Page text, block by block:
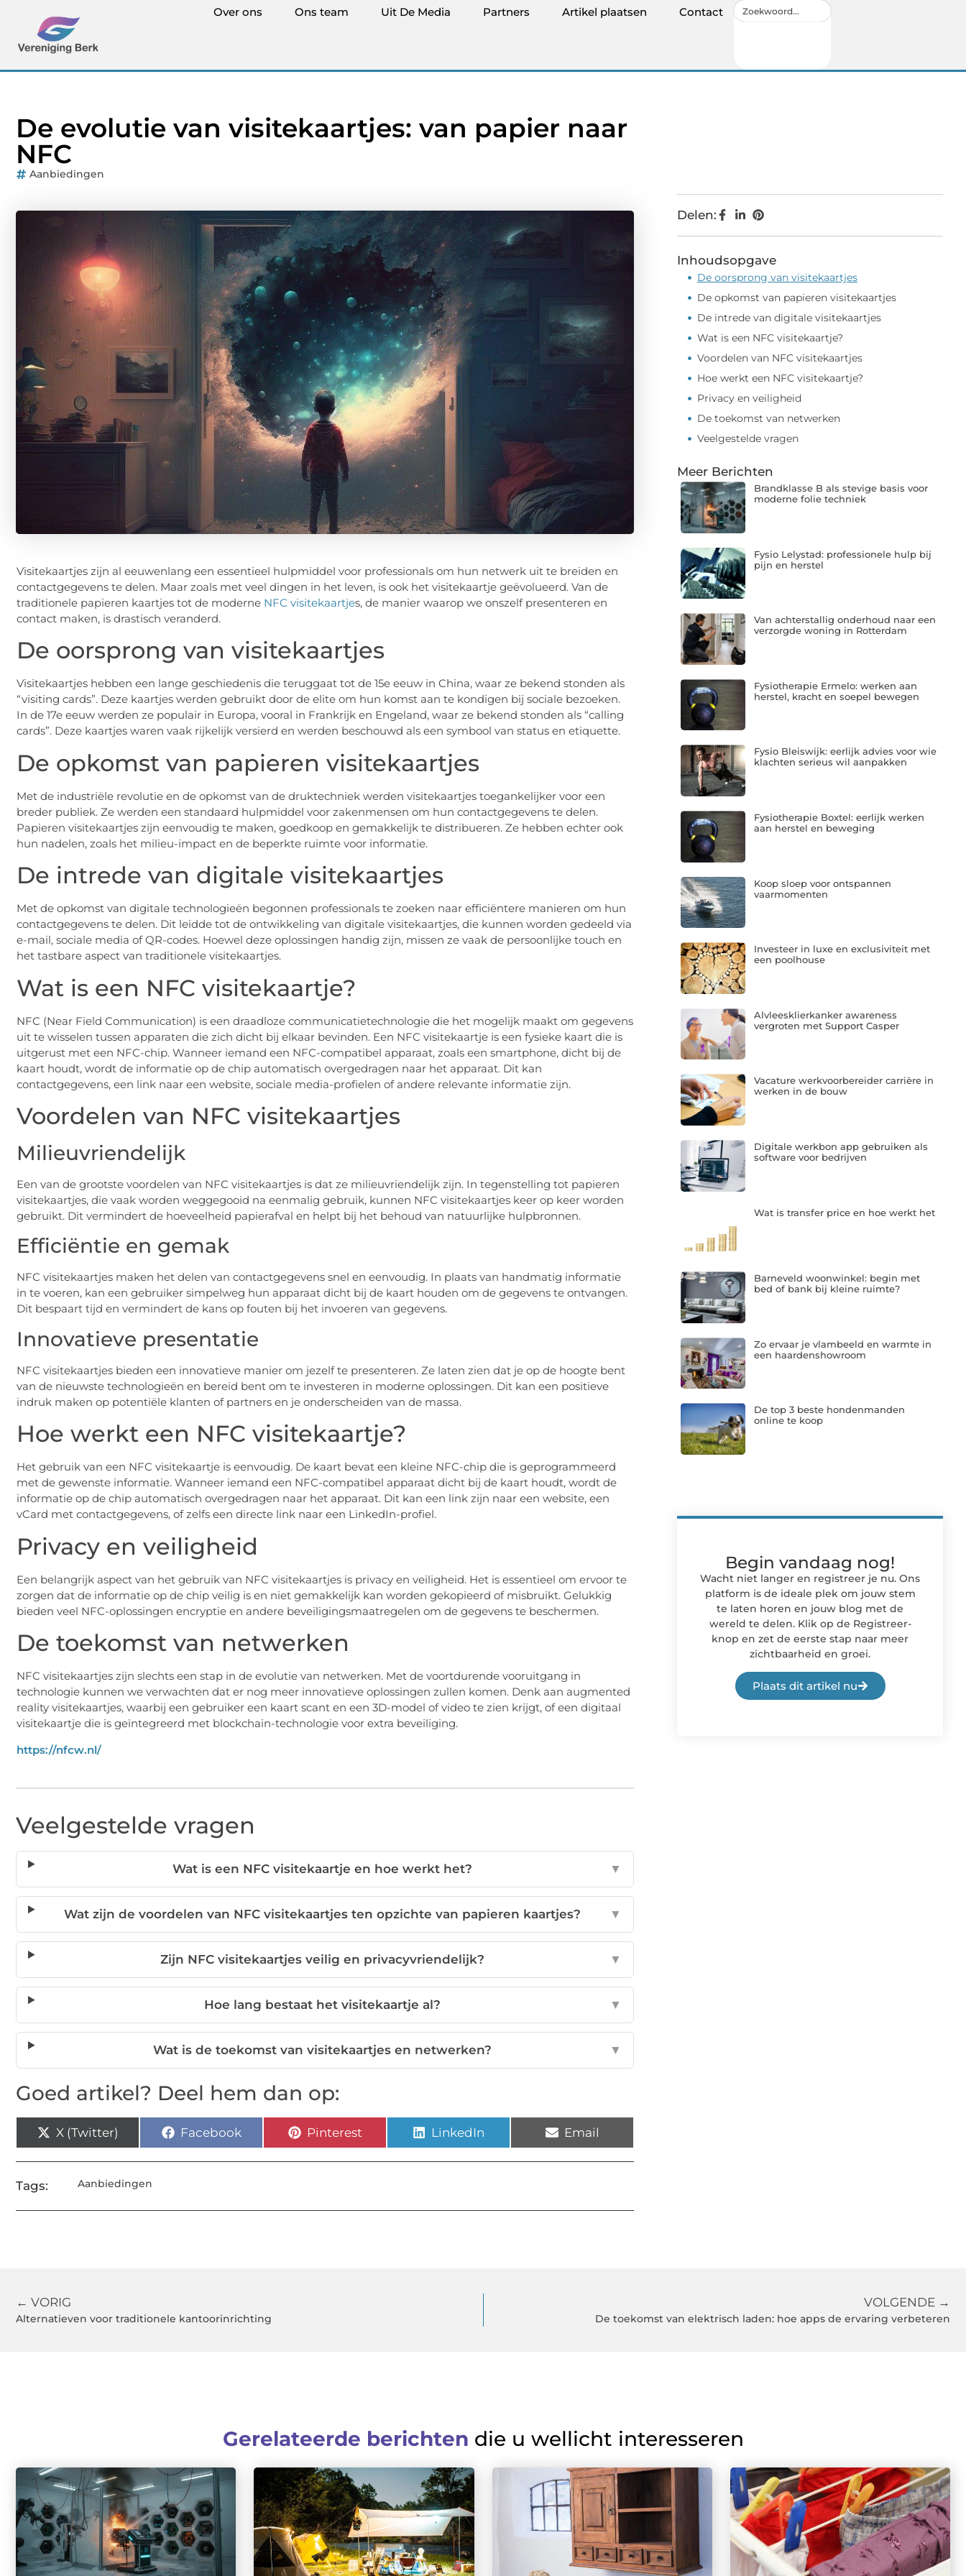
Over ons Ons team Uit De Media Partners Artikel plaatsen Contact
De evolutie van visitekaartjes: van papier naar
NFC
Aanbiedingen
Visitekaartjes zijn al eeuwenlang een essentieel hulpmiddel voor professionals om hun netwerk uit te breiden en
contactgegevens te delen. Maar zoals met veel dingen in het leven, is ook het visitekaartje geëvolueerd. Van de
traditionele papieren kaartjes tot de moderne NFC visitekaartjes, de manier waarop we onszelf presenteren en
contact maken, is drastisch veranderd.
De oorsprong van visitekaartjes
Visitekaartjes hebben een lange geschiedenis die teruggaat tot de 15e eeuw in China, waar ze bekend stonden als
“visiting cards”. Deze kaartjes werden gebruikt door de elite om hun komst aan te kondigen bij sociale bezoeken.
In de 17e eeuw werden ze populair in Europa, vooral in Frankrijk en Engeland, waar ze bekend stonden als “calling
cards”. Deze kaartjes waren vaak rijkelijk versierd en werden beschouwd als een symbool van status en etiquette.
De opkomst van papieren visitekaartjes
Met de industriële revolutie en de opkomst van de druktechniek werden visitekaartjes toegankelijker voor een
breder publiek. Ze werden een standaard hulpmiddel voor zakenmensen om hun contactgegevens te delen.
Papieren visitekaartjes zijn eenvoudig te maken, goedkoop en gemakkelijk te distribueren. Ze hebben echter ook
hun nadelen, zoals het milieu-impact en de beperkte ruimte voor informatie.
De intrede van digitale visitekaartjes
Met de opkomst van digitale technologieën begonnen professionals te zoeken naar efficiëntere manieren om hun
contactgegevens te delen. Dit leidde tot de ontwikkeling van digitale visitekaartjes, die kunnen worden gedeeld via
e-mail, sociale media of QR-codes. Hoewel deze oplossingen handig zijn, missen ze vaak de persoonlijke touch en
het tastbare aspect van traditionele visitekaartjes.
Wat is een NFC visitekaartje?
NFC (Near Field Communication) is een draadloze communicatietechnologie die het mogelijk maakt om gegevens
uit te wisselen tussen apparaten die zich dicht bij elkaar bevinden. Een NFC visitekaartje is een fysieke kaart die is
uitgerust met een NFC-chip. Wanneer iemand een NFC-compatibel apparaat, zoals een smartphone, dicht bij de
kaart houdt, wordt de informatie op de chip automatisch overgedragen naar het apparaat. Dit kan
contactgegevens, een link naar een website, sociale media-profielen of andere relevante informatie zijn.
Voordelen van NFC visitekaartjes
Milieuvriendelijk
Een van de grootste voordelen van NFC visitekaartjes is dat ze milieuvriendelijk zijn. In tegenstelling tot papieren
visitekaartjes, die vaak worden weggegooid na eenmalig gebruik, kunnen NFC visitekaartjes keer op keer worden
gebruikt. Dit vermindert de hoeveelheid papierafval en helpt bij het behoud van natuurlijke hulpbronnen.
Efficiëntie en gemak
NFC visitekaartjes maken het delen van contactgegevens snel en eenvoudig. In plaats van handmatig informatie
in te voeren, kan een gebruiker simpelweg hun apparaat dicht bij de kaart houden om de gegevens te ontvangen.
Dit bespaart tijd en vermindert de kans op fouten bij het invoeren van gegevens.
Innovatieve presentatie
NFC visitekaartjes bieden een innovatieve manier om jezelf te presenteren. Ze laten zien dat je op de hoogte bent
van de nieuwste technologieën en bereid bent om te investeren in moderne oplossingen. Dit kan een positieve
indruk maken op potentiële klanten of partners en je onderscheiden van de massa.
Hoe werkt een NFC visitekaartje?
Het gebruik van een NFC visitekaartje is eenvoudig. De kaart bevat een kleine NFC-chip die is geprogrammeerd
met de gewenste informatie. Wanneer iemand een NFC-compatibel apparaat dicht bij de kaart houdt, wordt de
informatie op de chip automatisch overgedragen naar het apparaat. Dit kan een link zijn naar een website, een
vCard met contactgegevens, of zelfs een directe link naar een LinkedIn-profiel.
Privacy en veiligheid
Een belangrijk aspect van het gebruik van NFC visitekaartjes is privacy en veiligheid. Het is essentieel om ervoor te
zorgen dat de informatie op de chip veilig is en niet gemakkelijk kan worden gekopieerd of misbruikt. Gelukkig
bieden veel NFC-oplossingen encryptie en andere beveiligingsmaatregelen om de gegevens te beschermen.
De toekomst van netwerken
NFC visitekaartjes zijn slechts een stap in de evolutie van netwerken. Met de voortdurende vooruitgang in
technologie kunnen we verwachten dat er nog meer innovatieve oplossingen zullen komen. Denk aan augmented
reality visitekaartjes, waarbij een gebruiker een kaart scant en een 3D-model of video te zien krijgt, of een digitaal
visitekaartje die is geïntegreerd met blockchain-technologie voor extra beveiliging.
https://nfcw.nl/
Veelgestelde vragen
Wat is een NFC visitekaartje en hoe werkt het? ▼
Wat zijn de voordelen van NFC visitekaartjes ten opzichte van papieren kaartjes? ▼
Zijn NFC visitekaartjes veilig en privacyvriendelijk? ▼
Hoe lang bestaat het visitekaartje al? ▼
Wat is de toekomst van visitekaartjes en netwerken? ▼
Goed artikel? Deel hem dan op:
X (Twitter) Facebook Pinterest LinkedIn Email
Tags: Aanbiedingen
Delen:
Inhoudsopgave
De oorsprong van visitekaartjes
De opkomst van papieren visitekaartjes
De intrede van digitale visitekaartjes
Wat is een NFC visitekaartje?
Voordelen van NFC visitekaartjes
Hoe werkt een NFC visitekaartje?
Privacy en veiligheid
De toekomst van netwerken
Veelgestelde vragen
Meer Berichten
Brandklasse B als stevige basis voor
moderne folie techniek
Fysio Lelystad: professionele hulp bij
pijn en herstel
Van achterstallig onderhoud naar een
verzorgde woning in Rotterdam
Fysiotherapie Ermelo: werken aan
herstel, kracht en soepel bewegen
Fysio Bleiswijk: eerlijk advies voor wie
klachten serieus wil aanpakken
Fysiotherapie Boxtel: eerlijk werken
aan herstel en beweging
Koop sloep voor ontspannen
vaarmomenten
Investeer in luxe en exclusiviteit met
een poolhouse
Alvleesklierkanker awareness
vergroten met Support Casper
Vacature werkvoorbereider carrière in
werken in de bouw
Digitale werkbon app gebruiken als
software voor bedrijven
Wat is transfer price en hoe werkt het
Barneveld woonwinkel: begin met
bed of bank bij kleine ruimte?
Zo ervaar je vlambeeld en warmte in
een haardenshowroom
De top 3 beste hondenmanden
online te koop
Begin vandaag nog!
Wacht niet langer en registreer je nu. Ons
platform is de ideale plek om jouw stem
te laten horen en jouw blog met de
wereld te delen. Klik op de Registreer-
knop en zet de eerste stap naar meer
zichtbaarheid en groei.
Plaats dit artikel nu
← VORIG
Alternatieven voor traditionele kantoorinrichting
VOLGENDE →
De toekomst van elektrisch laden: hoe apps de ervaring verbeteren
Gerelateerde berichten die u wellicht interesseren